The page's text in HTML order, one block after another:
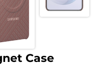
Case